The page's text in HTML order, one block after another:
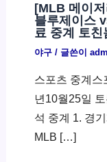
[MLB 메이
블루제이스
료 중계 토친
야구/ 글쓴이
스포츠 중계스
년10월25일
석 중계 1. 경
MLB […]